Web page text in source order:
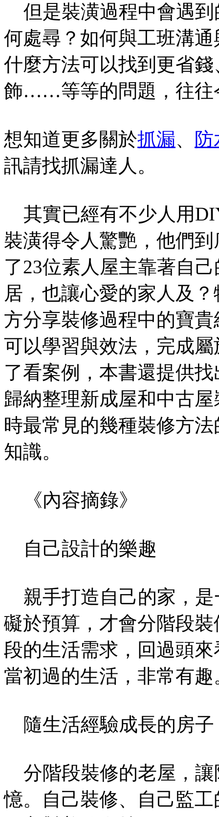
但是裝潢過程中會遇到
何處尋？如何與工班溝
什麼方法可以找到更省
飾……等等的問題，往往
想知道更多關於抓漏、
訊請找抓漏達人。
其實已經有不少人用
裝潢得令人驚艷，他們
了23位素人屋主靠著自
居，也讓心愛的家人及
方分享裝修過程中的寶
可以學習與效法，完成
了看案例，本書還提供
歸納整理新成屋和中古
時最常見的幾種裝修方
知識。
《內容摘錄》
自己設計的樂趣
親手打造自己的家，是
礙於預算，才會分階段
段的生活需求，回過頭
當初過的生活，非常有趣
隨生活經驗成長的房子
分階段裝修的老屋，讓
憶。自己裝修、自己監